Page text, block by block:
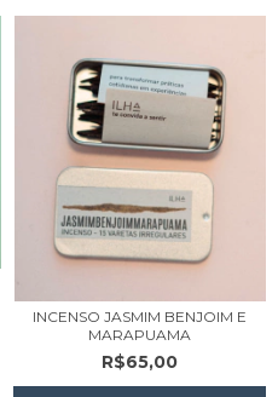
INCENSO JASMIM BENJOIM E
MARAPUAMA
R$65,00